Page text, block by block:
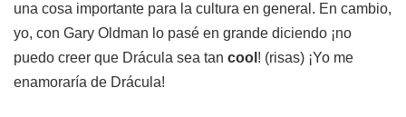
una cosa importante para la cultura en general. En cambio,
yo, con Gary Oldman lo pasé en grande diciendo ¡no
puedo creer que Drácula sea tan cool ! (risas) ¡Yo me
enamoraría de Drácula!